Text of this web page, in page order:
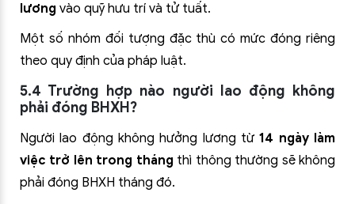
lương vào quỹ hưu trí và tử tuất.
Một số nhóm đối tượng đặc thù có mức đóng riêng
theo quy định của pháp luật.
5.4 Trường hợp nào người lao động không
phải đóng BHXH?
Người lao động không hưởng lương từ14 ngày làm
việc trở lên trong thángthì thông thường sẽ không
phải đóng BHXH tháng đó.